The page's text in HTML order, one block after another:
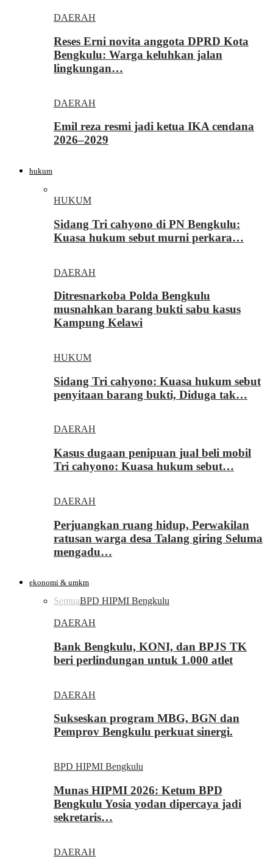
DAERAH
Reses Erni novita anggota DPRD Kota
Bengkulu: Warga keluhkan jalan
lingkungan…
DAERAH
Emil reza resmi jadi ketua IKA cendana
2026–2029
hukum
HUKUM
Sidang Tri cahyono di PN Bengkulu:
Kuasa hukum sebut murni perkara…
DAERAH
Ditresnarkoba Polda Bengkulu
musnahkan barang bukti sabu kasus
Kampung Kelawi
HUKUM
Sidang Tri cahyono: Kuasa hukum sebut
penyitaan barang bukti, Diduga tak…
DAERAH
Kasus dugaan penipuan jual beli mobil
Tri cahyono: Kuasa hukum sebut…
DAERAH
Perjuangkan ruang hidup, Perwakilan
ratusan warga desa Talang giring Seluma
mengadu…
ekonomi & umkm
SemuaBPD HIPMI Bengkulu
DAERAH
Bank Bengkulu, KONI, dan BPJS TK
beri perlindungan untuk 1.000 atlet
DAERAH
Sukseskan program MBG, BGN dan
Pemprov Bengkulu perkuat sinergi.
BPD HIPMI Bengkulu
Munas HIPMI 2026: Ketum BPD
Bengkulu Yosia yodan dipercaya jadi
sekretaris…
DAERAH